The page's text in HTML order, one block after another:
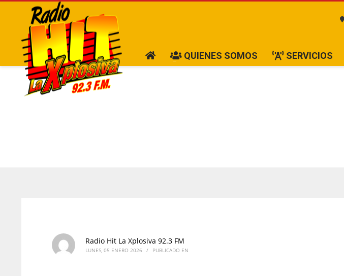
QUIENES SOMOS SERVICIOS
Radio Hit La Xplosiva 92.3 FM
LUNES, 05 ENERO 2026 / PUBLICADO EN